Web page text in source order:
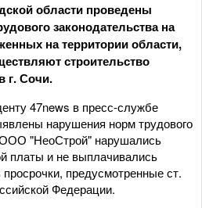
области проведены
законодательства на
на территории области,
строительство
г. Сочи.
47news в пресс-службе
нарушения норм трудового
ООО "НеоСтрой" нарушались
платы и не выплачивались
предусмотренные ст.
Федерации.